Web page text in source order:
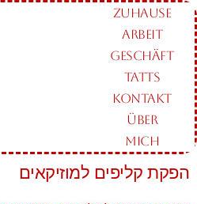
ZUHAUSE
ARBEIT
GESCHÄFT
TATTS
KONTAKT
ÜBER
MICH
הפקת קליפים למוזיקאים